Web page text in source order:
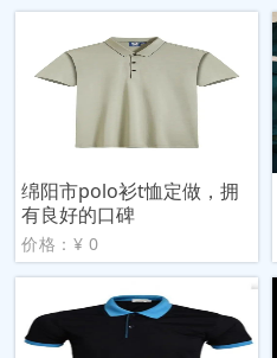
绵阳市polo衫t恤定做，拥
有良好的口碑
价格：¥ 0